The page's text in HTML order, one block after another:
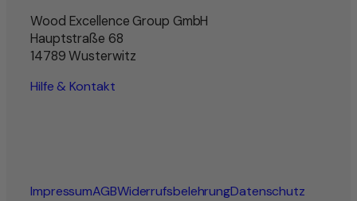
Wood Excellence Group GmbH
Hauptstraße 68
14789 Wusterwitz
Hilfe & Kontakt
ImpressumAGBWiderrufsbelehrungDatenschutz